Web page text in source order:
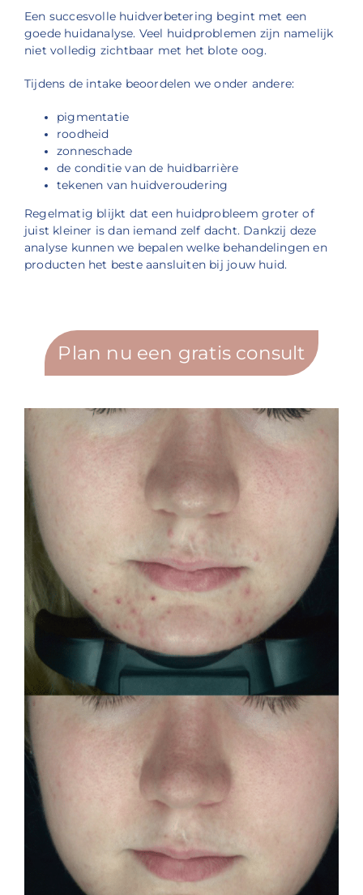
Een succesvolle huidverbetering begint met een
goede huidanalyse. Veel huidproblemen zijn namelijk
niet volledig zichtbaar met het blote oog.
Tijdens de intake beoordelen we onder andere:
pigmentatie
roodheid
zonneschade
de conditie van de huidbarrière
tekenen van huidveroudering
Regelmatig blijkt dat een huidprobleem groter of
juist kleiner is dan iemand zelf dacht. Dankzij deze
analyse kunnen we bepalen welke behandelingen en
producten het beste aansluiten bij jouw huid.
Plan nu een gratis consult